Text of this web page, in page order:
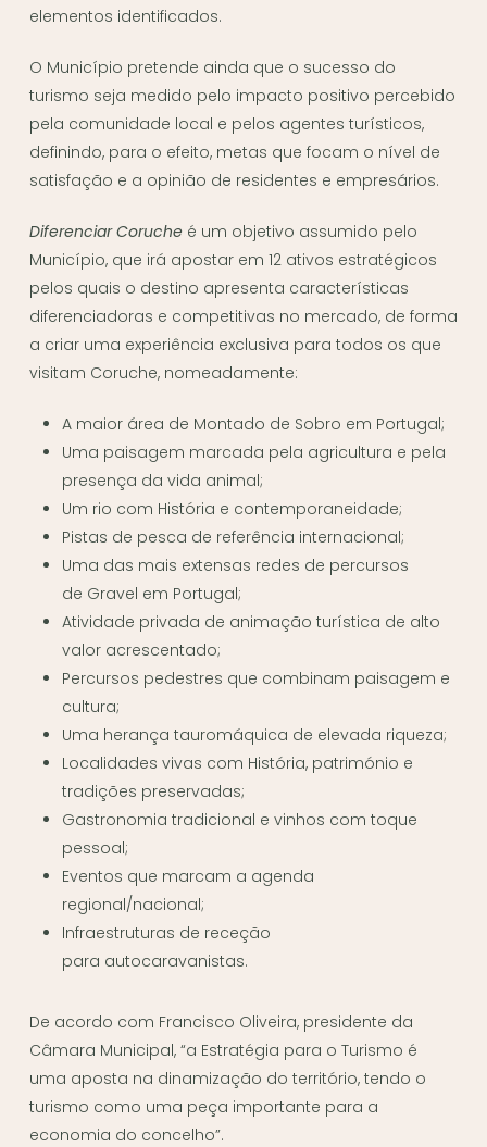
elementos identificados.
O Município pretende ainda que o sucesso do
turismo seja medido pelo impacto positivo percebido
pela comunidade local e pelos agentes turísticos,
definindo, para o efeito, metas que focam o nível de
satisfação e a opinião de residentes e empresários.
Diferenciar Coruche é um objetivo assumido pelo
Município, que irá apostar em 12 ativos estratégicos
pelos quais o destino apresenta características
diferenciadoras e competitivas no mercado, de forma
a criar uma experiência exclusiva para todos os que
visitam Coruche, nomeadamente:
A maior área de Montado de Sobro em Portugal;
Uma paisagem marcada pela agricultura e pela
presença da vida animal;
Um rio com História e contemporaneidade;
Pistas de pesca de referência internacional;
Uma das mais extensas redes de percursos
de Gravel em Portugal;
Atividade privada de animação turística de alto
valor acrescentado;
Percursos pedestres que combinam paisagem e
cultura;
Uma herança tauromáquica de elevada riqueza;
Localidades vivas com História, património e
tradições preservadas;
Gastronomia tradicional e vinhos com toque
pessoal;
Eventos que marcam a agenda
regional/nacional;
Infraestruturas de receção
para autocaravanistas.
De acordo com Francisco Oliveira, presidente da
Câmara Municipal, “a Estratégia para o Turismo é
uma aposta na dinamização do território, tendo o
turismo como uma peça importante para a
economia do concelho”.